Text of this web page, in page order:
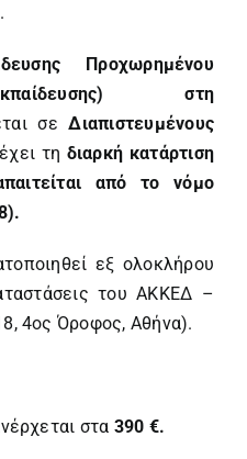
.
Προχωρημένου
στη
σεΔιαπιστευμένους
τη διαρκή κατάρτιση
από το νόμο
εξ ολοκλήρου
του ΑΚΚΕΔ –
4ος Όροφος, Αθήνα).
στα 390 €.